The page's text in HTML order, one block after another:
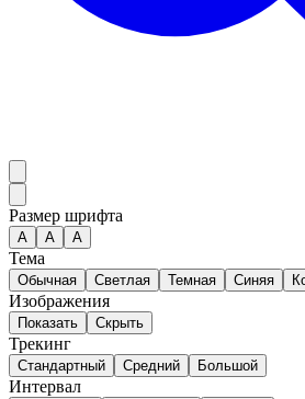
Размер шрифта
А A A
Тема
Обычная Светлая Темная Синяя
Изображения
Показать Скрыть
Трекинг
Стандартный Средний Большой
Интервал